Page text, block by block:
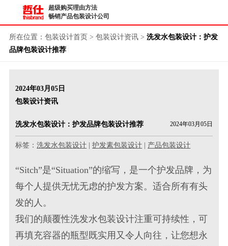
超级购买理由方法
畅销产品包装设计公司
所在位置： 包装设计首页 > 包装设计资讯> 洗发水包装设计：护发
品牌包装设计推荐
2024年03月05日
包装设计资讯
洗发水包装设计：护发品牌包装设计推荐 2024年03月05日
标签：洗发水包装设计 |护发素包装设计 产品包装设计
“Sitch”是“Situation”的缩写，是一个护发品牌，为
每个人提供无忧无虑的护发方案。适合所有有头
发的人。
我们的颠覆性洗发水包装设计注重可持续性，可
再填充容器的瓶型既实用又令人向往，让您想永